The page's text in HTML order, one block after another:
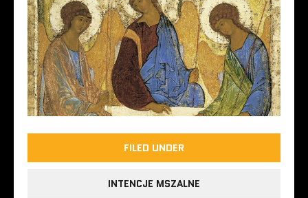
FILED UNDER
INTENCJE MSZALNE